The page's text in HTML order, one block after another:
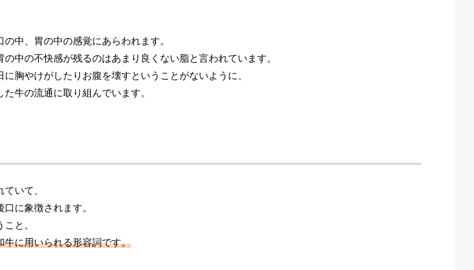
中、胃の中の感覚にあらわれます。
中の不快感が残るのはあまり良くない脂と言われています。
胸やけがしたりお腹を壊すということがないように、
牛の流通に取り組んでいます。
いて、
に象徴されます。
と。
牛に用いられる形容詞です。